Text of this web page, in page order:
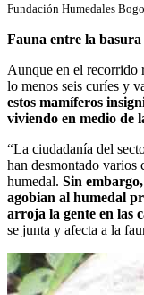
Fundación Humedales
Fauna entre la basura
Aunque en el recorrido
lo menos seis curíes y
estos mamíferos
viviendo en medio de
“La ciudadanía del
han desmontado varios
humedal. Sin
agobian al humedal
arroja la gente en las
se junta y afecta a la